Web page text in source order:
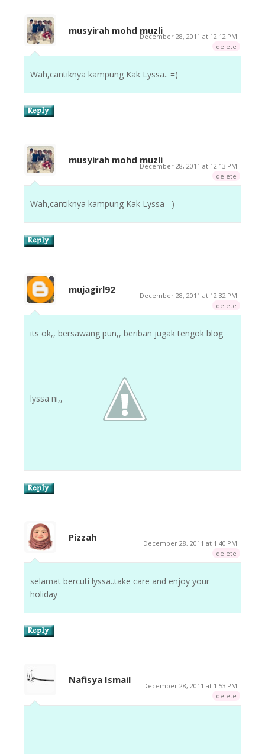
musyirah mohd muzli
December 28, 2011 at 12:12 PM
delete
Wah,cantiknya kampung Kak Lyssa.. =)
musyirah mohd muzli
December 28, 2011 at 12:13 PM
delete
Wah,cantiknya kampung Kak Lyssa =)
mujagirl92
December 28, 2011 at 12:32 PM
delete
its ok,, bersawang pun,, beriban jugak tengok blog
lyssa ni,,
Pizzah
December 28, 2011 at 1:40 PM
delete
selamat bercuti lyssa..take care and enjoy your
holiday
Nafisya Ismail
December 28, 2011 at 1:53 PM
delete